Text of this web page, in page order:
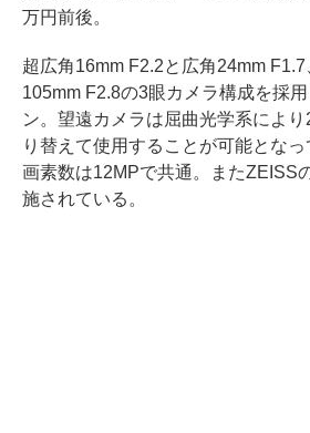
万円前後。
超広角16mm F2.2と広角24mm F1.7
105mm F2.8の3眼カメラ構成を採
ン。望遠カメラは屈曲光学系によ
り替えて使用することが可能とな
画素数は12MPで共通。またZEISS
施されている。